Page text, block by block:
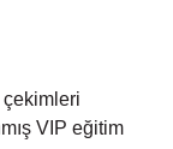
VIP eğitim